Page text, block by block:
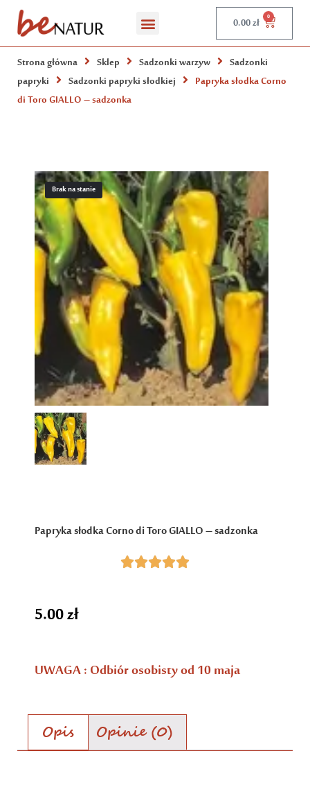
0.00zł 0
Strona główna Sklep Sadzonki warzyw
Sadzonki
papryki
Sadzonki papryki słodkiej
Papryka słodka Corno
di Toro GIALLO – sadzonka
Brak na stanie
Papryka słodka Corno di Toro GIALLO – sadzonka

5.00zł
UWAGA : Odbiór osobisty od 10 maja
Opis Opinie (0)